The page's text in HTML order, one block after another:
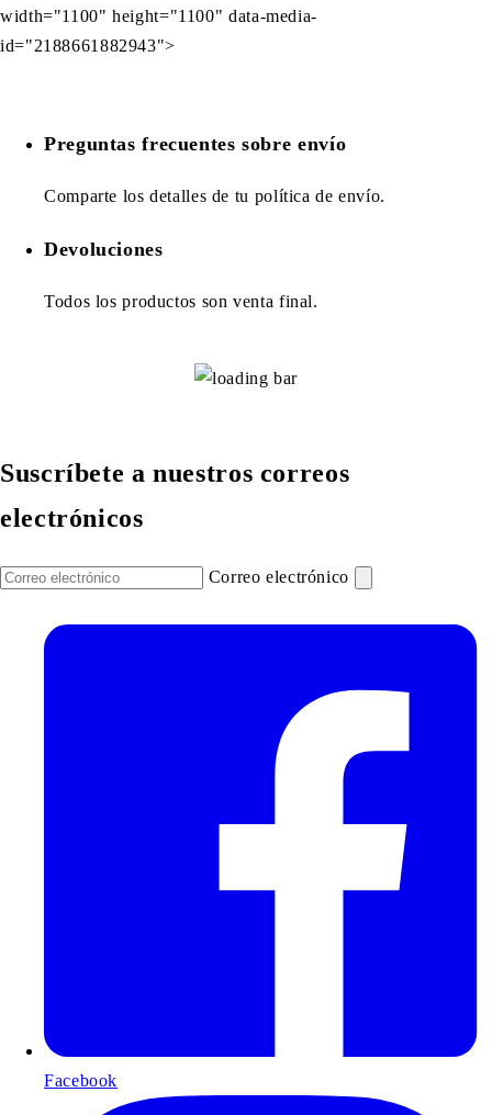
width="1100" height="1100" data-media-
id="2188661882943">
Preguntas frecuentes sobre envío
Comparte los detalles de tu política de envío.
Devoluciones
Todos los productos son venta final.
Suscríbete a nuestros correos
electrónicos
Correo electrónico
Facebook